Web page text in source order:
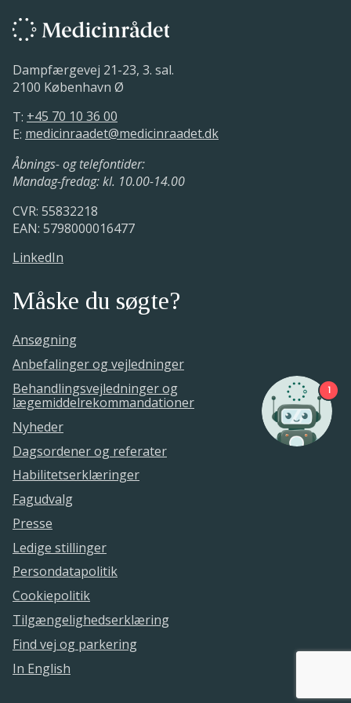
og sagsbehandlingstiden påbegyndes
Sekretariatet og fagudvalget vurderer
dokumentationen i ansøgningen og
06. november 2026.
virksomheden.
Medicinrådet har modtaget en
anmodning om vurdering
18. juni 2026.
Med udgangspunkt i ansøgers ønske og
tilgængelige fagudvalgsmøder
fastsætter sekretariatet et aftalt
ansøgningstidspunkt.
Dampfærgevej 21-23, 3. sal.
2100 København Ø
T: +45 70 10 36 00
E: medicinraadet@medicinraadet.dk
Åbnings- og telefontider:
Mandag-fredag: kl. 10.00-14.00
CVR: 55832218
EAN: 5798000016477
LinkedIn
Måske du søgte?
Ansøgning
Anbefalinger og vejledninger
Behandlingsvejledninger og
lægemiddelrekommandationer
Nyheder
Dagsordener og referater
Habilitetserklæringer
Fagudvalg
Presse
Ledige stillinger
Persondatapolitik
Cookiepolitik
Tilgængelighedserklæring
Find vej og parkering
In English
1